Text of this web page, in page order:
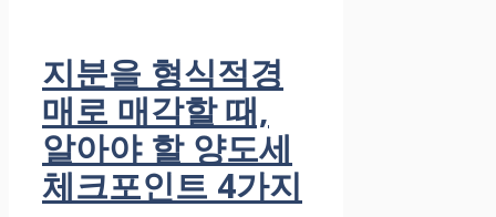
지분을 형식적경
매로 매각할 때,
알아야 할 양도세
체크포인트 4가지